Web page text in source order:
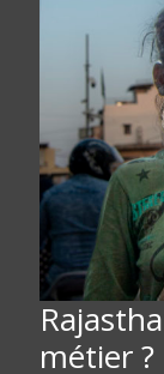
métier ?